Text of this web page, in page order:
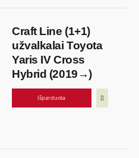
Craft Line (1+1)
užvalkalai Toyota
Yaris IV Cross
Hybrid (2019→)
Išparduota